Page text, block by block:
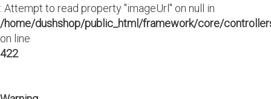
: Attempt to read property "imageUrl" on null in
/home/dushshop/public_html/framework/core/
on line
422